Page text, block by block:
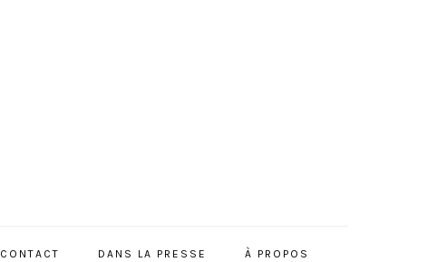
CONTACT DANS LA PRESSE À PROPOS